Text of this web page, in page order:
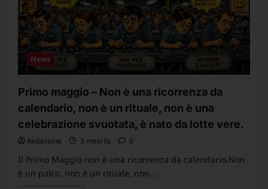
lavoro
–
Istruzioni
News
Primo maggio – Non è una ricorrenza da
calendario, non è un rituale, non è una
celebrazione svuotata, è nato da lotte vere.
Redazione 3 mesi fa 0
Il Primo Maggio non è una ricorrenza da calendario.Non
è un palco, non è un rituale, non...